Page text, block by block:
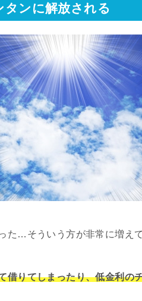
タンに解放される
た…そういう方が非常に増えて
借りてしまったり、低金利の